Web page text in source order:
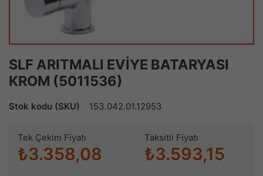
SLF ARITMALI EVİYE BATARYASI
KROM (5011536)
Stok kodu (SKU) 153.042.01.12953
Tek Çekim Fiyatı
₺3.358,08
Taksitli Fiyatı
₺3.593,15